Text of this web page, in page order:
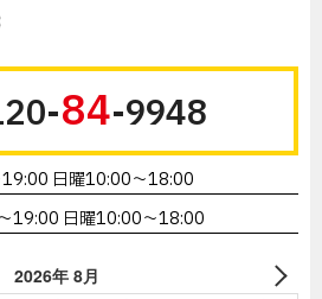
84-9948
日曜10:00～18:00
19:00 日曜10:00～18:00
2026年 8月